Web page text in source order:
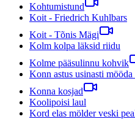
Kohtumistund
Koit - Friedrich Kuhlbars
Koit - Tõnis Mägi
Kolm kolpa läksid riidu
Kolme pääsulinnu kohvik
Konn astus usinasti mööda
Konna kosjad
Koolipoisi laul
Kord elas mölder veski